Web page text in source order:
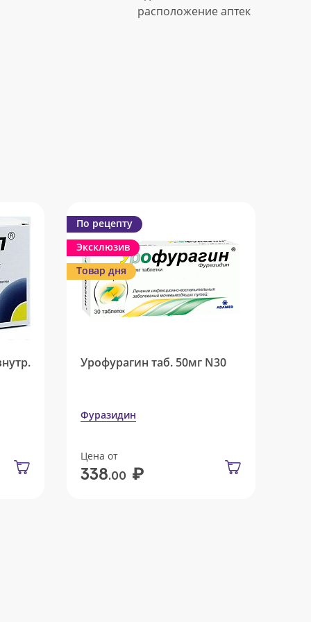
расположение аптек
По рецепту
Эксклюзив
Товар дня
Урофурагин таб. 50мг N30
Фуразидин
Цена от
338.00 ₽